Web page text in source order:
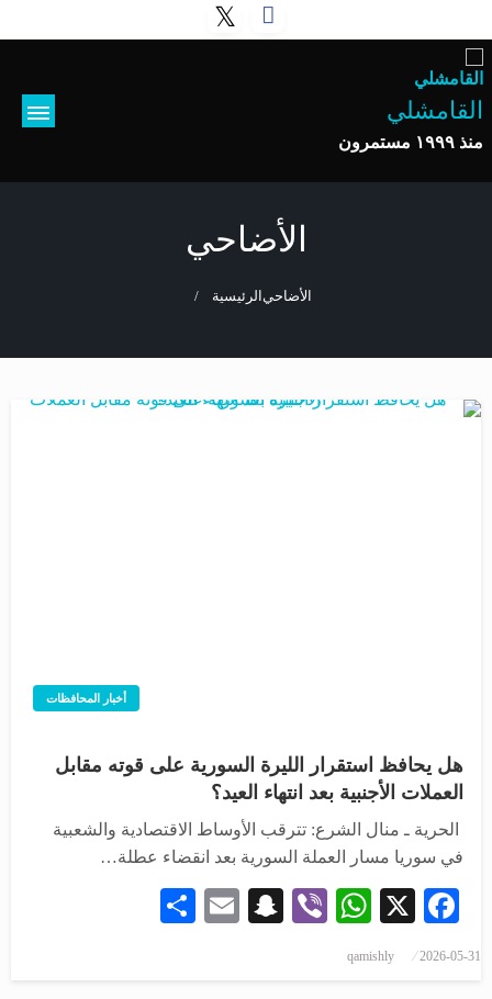
إلى
المحتوى
القامشلي
منذ ١٩٩٩ مستمرون
الأضاحي
الرئيسية الأضاحي
أخبار المحافظات
هل يحافظ استقرار الليرة السورية على قوته مقابل
العملات الأجنبية بعد انتهاء العيد؟
الحرية ـ منال الشرع: تترقب الأوساط الاقتصادية والشعبية
في سوريا مسار العملة السورية بعد انقضاء عطلة…
Facebook
X
WhatsApp
Viber
Snapchat
Email
نُشر
2026-05-31
qamishly